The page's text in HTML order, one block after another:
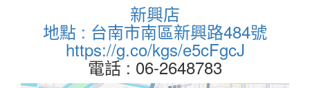
新興店
地點 : 台南市南區新興路484號
https://g.co/kgs/e5cFgcJ
電話 : 06-2648783